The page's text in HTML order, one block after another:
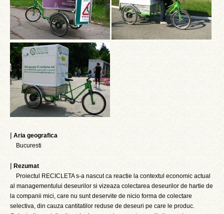
| Aria geografica
Bucuresti
| Rezumat
Proiectul RECICLETA s-a nascut ca reactie la contextul economic actual
al managementului deseurilor si vizeaza colectarea deseurilor de hartie de
la companii mici, care nu sunt deservite de nicio forma de colectare
selectiva, din cauza cantitatilor reduse de deseuri pe care le produc.